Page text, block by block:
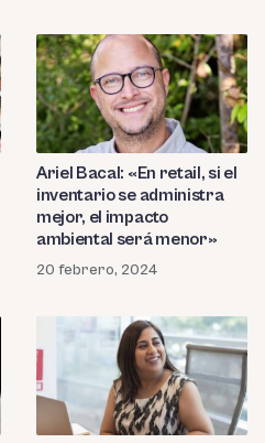
Ariel Bacal: «En retail, si el
inventario se administra
mejor, el impacto
ambiental será menor»
20 febrero, 2024